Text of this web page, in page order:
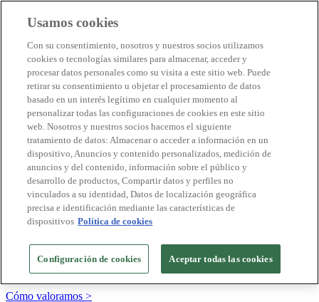
Empresas Biosphere
Cómo valoramos
Quienes somos
ES
English
Português
Français
Català
Deutsch
Türkçe
Construimos modelos sostenibles y certificamos las
buenas prácticas
+20 años promoviendo la cultura de la sostenibilidad, bajo los
principios y objetivos de Naciones Unidas
Cómo valoramos >
Usamos cookies
Con su consentimiento, nosotros y nuestros socios utilizamos
cookies o tecnologías similares para almacenar, acceder y
procesar datos personales como su visita a este sitio web. Puede
retirar su consentimiento u objetar el procesamiento de datos
basado en un interés legítimo en cualquier momento al
personalizar todas las configuraciones de cookies en este sitio
web. Nosotros y nuestros socios hacemos el siguiente
tratamiento de datos: Almacenar o acceder a información en un
dispositivo, Anuncios y contenido personalizados, medición de
anuncios y del contenido, información sobre el público y
desarrollo de productos, Compartir datos y perfiles no
vinculados a su identidad, Datos de localización geográfica
precisa e identificación mediante las características de
dispositivos Política de cookies
Configuración de cookies Aceptar todas las cookies